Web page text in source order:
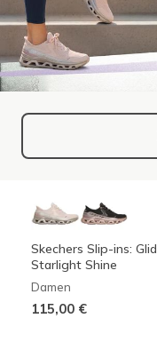
Skechers Slip-ins:
Starlight Shine
Damen
115,00 €